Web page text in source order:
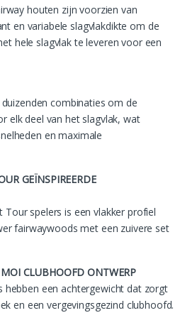
houten zijn voorzien van
en variabele slagvlakdikte om de
hele slagvlak te leveren voor een
combinaties om de
elk deel van het slagvlak, wat
en maximale
GEÏNSPIREERDE
spelers is een vlakker profiel
fairwaywoods met een zuivere set
CLUBHOOFD ONTWERP
hebben een achtergewicht dat zorgt
en een vergevingsgezind clubhoofd.